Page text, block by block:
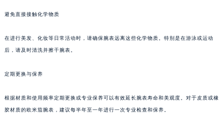
避免直接接触化学物质
在进行美发、化妆等日常活动时，请确保腕表远离这些化学物质。特别是在游泳或运动
后，请及时清洗并擦干腕表。
定期更换与保养
根据材质和使用频率定期更换或专业保养可以有效延长腕表寿命和美观度。对于皮质或橡
胶材质的欧米茄腕表，建议每半年至一年进行一次专业检查和保养。